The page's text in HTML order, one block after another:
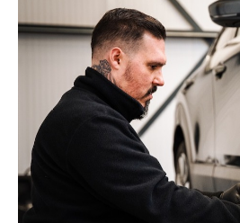
Vacatures
Over ons
Historie
Verkocht
Contact